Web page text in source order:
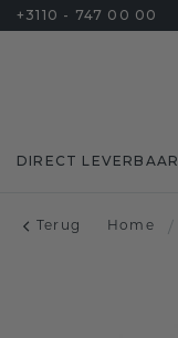
+3110 - 747 00 00
DIRECT LEVERBAAR
Terug Home /